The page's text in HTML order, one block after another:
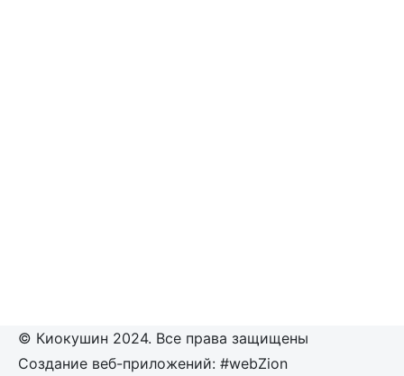
© Киокушин 2024. Все права защищены
Создание веб-приложений: #webZion